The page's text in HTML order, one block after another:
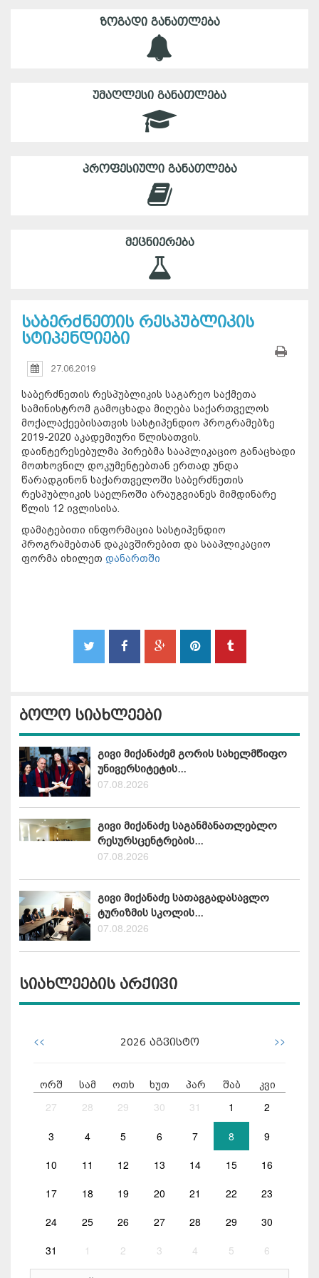
ᲖᲝᲒᲐᲓᲘ ᲒᲐᲜᲐᲗᲚᲔᲑᲐ
ᲣᲛᲐᲦᲚᲔᲡᲘ ᲒᲐᲜᲐᲗᲚᲔᲑᲐ
ᲞᲠᲝᲤᲔᲡᲘᲣᲚᲘ ᲒᲐᲜᲐᲗᲚᲔᲑᲐ
ᲛᲔᲪᲜᲘᲔᲠᲔᲑᲐ
საბერძნეთის რესპუბლიკის
სტიპენდიები
27.06.2019
საბერძნეთის რესპუბლიკის საგარეო საქმეთა
სამინისტრომ გამოცხადა მიღება საქართველოს
მოქალაქეებისათვის სასტიპენდიო პროგრამებზე
2019-2020 აკადემიური წლისათვის.
დაინტერესებულმა პირებმა სააპლიკაციო განაცხადი
მოთხოვნილ დოკუმენტებთან ერთად უნდა
წარადგინონ საქართველოში საბერძნეთის
რესპუბლიკის საელჩოში არაუგვიანეს მიმდინარე
წლის 12 ივლისისა.
დამატებითი ინფორმაცია სასტიპენდიო
პროგრამებთან დაკავშირებით და სააპლიკაციო
ფორმა იხილეთ დანართში
ბოლო სიახლეები
გივი მიქანაძემ გორის სახელმწიფო
უნივერსიტეტის...
07.08.2026
გივი მიქანაძე საგანმანათლებლო
რესურსცენტრების...
07.08.2026
გივი მიქანაძე სათავგადასავლო
ტურიზმის სკოლის...
07.08.2026
სიახლეების არქივი
<< 2026 აგვისტო >>
ორშ სამ ოთხ ხუთ პარ შაბ კვი
27 28 29 30 31 1 2
3 4 5 6 7 8 9
10 11 12 13 14 15 16
17 18 19 20 21 22 23
24 25 26 27 28 29 30
31 1 2 3 4 5 6